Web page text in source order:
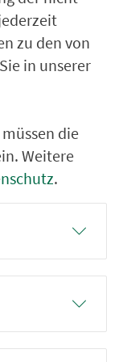
zu den von
in unserer
die
Weitere
.